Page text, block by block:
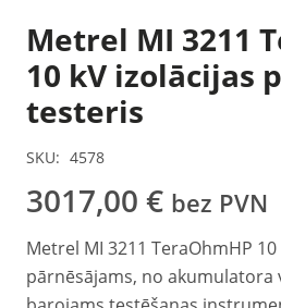
Metrel MI 3211
10 kV izolācijas
testeris
SKU: 4578
3017,00 € bez PVN
Metrel MI 3211 TeraOhmHP
pārnēsājams, no akumulatora